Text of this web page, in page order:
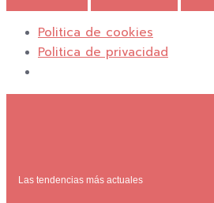
Politica de cookies
Politica de privacidad
Las tendencias más actuales